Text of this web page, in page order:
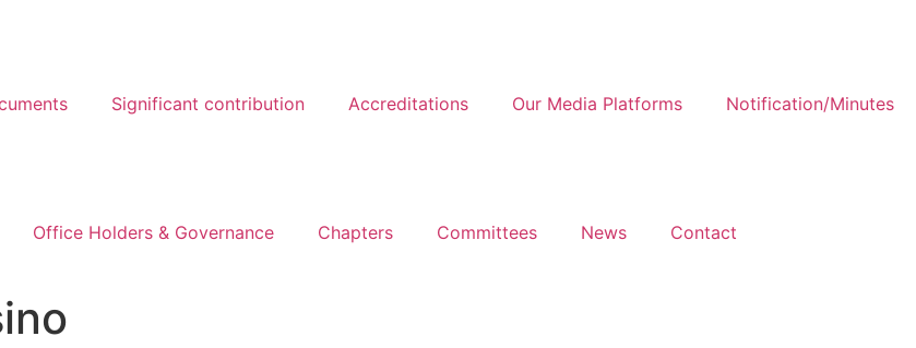
Significant contribution Accreditations Our Media Platforms Notification/Minutes
Office Holders & Governance Chapters Committees News Contact